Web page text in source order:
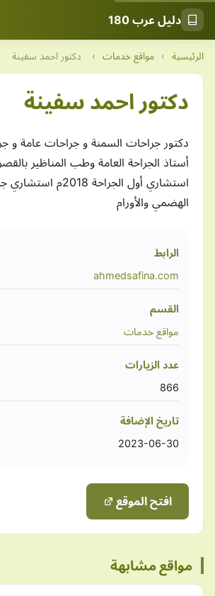
دليل عرب 180
الرئيسية › مواقع خدمات › دكتور احمد سفينة
دكتور احمد سفينة
دكتور جراحات السمنة و جراحات عامة و
أستاذ الجراحة العامة وطب المناظير
استشاري أول الجراحة
الهضمي والأورام
الرابط
ahmedsafina.com
القسم
مواقع خدمات
عدد الزيارات
866
تاريخ الإضافة
2023-06-30
افتح الموقع
مواقع مشابهة